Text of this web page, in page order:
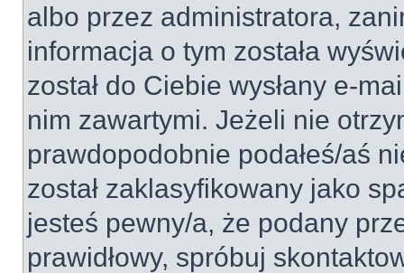
albo przez administratora,
informacja o tym została
został do Ciebie wysłany e-
nim zawartymi. Jeżeli nie
prawdopodobnie podałeś/aś
został zaklasyfikowany jako
jesteś pewny/a, że podany
prawidłowy, spróbuj